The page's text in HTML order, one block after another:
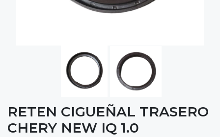
RETEN CIGUEÑAL TRASERO
CHERY NEW IQ 1.0